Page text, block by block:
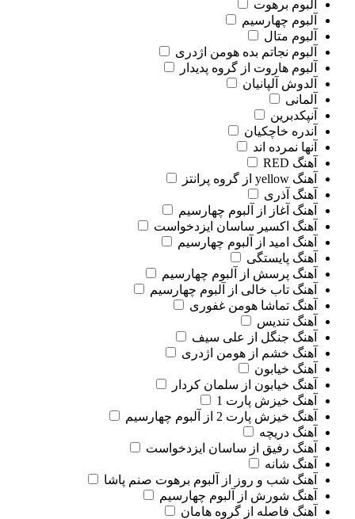
آلبوم برهوت
آلبوم چهارسیم
آلبوم متال
آلبوم نجاتم بده هومن اژدری
آلبوم هاروت از گروه پدیدار
آلدوش آلپانیان
آلمانی
آنپکدبرین
آندره خاچکیان
آنها نمرده اند
آهنگ RED
آهنگ yellow از گروه پرانتز
آهنگ آذری
آهنگ آغاز از آلبوم چهارسیم
آهنگ اکسیر ساسان ایزدخواست
آهنگ امید از آلبوم چهارسیم
آهنگ پایستگی
آهنگ پرسش از آلبوم چهارسیم
آهنگ تاب خالی از آلبوم چهارسیم
آهنگ تماشا هومن غفوری
آهنگ تندیس
آهنگ جنگل از علی سیف
آهنگ خشم از هومن اژدری
آهنگ خیابون
آهنگ خیابون از سلمان کردار
آهنگ خیزش پارت 1
آهنگ خیزش پارت 2 از آلبوم چهارسیم
آهنگ دریچه
آهنگ رفیق از ساسان ایزدخواست
آهنگ شانه
آهنگ شب و روز از آلبوم برهوت صنم پاشا
آهنگ شورش از آلبوم چهارسیم
آهنگ فاصله از گروه هامان